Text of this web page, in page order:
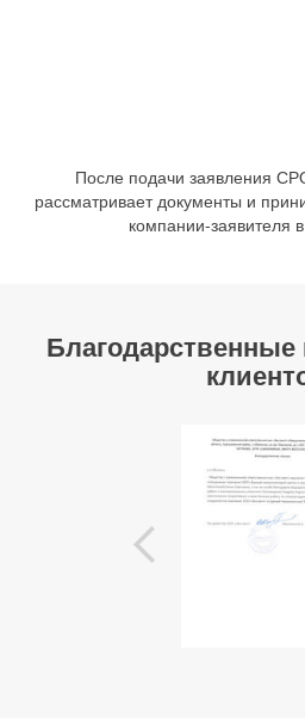
После подачи заявления
рассматривает документы и
компании-заявителя